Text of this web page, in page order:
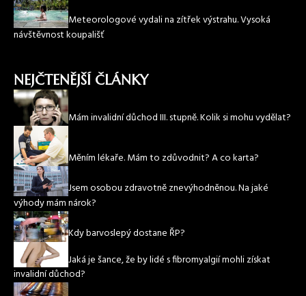
Meteorologové vydali na zítřek výstrahu. Vysoká
návštěvnost koupališť
NEJČTENĚJŠÍ ČLÁNKY
Mám invalidní důchod III. stupně. Kolik si mohu vydělat?
Měním lékaře. Mám to zdůvodnit? A co karta?
Jsem osobou zdravotně znevýhodněnou. Na jaké
výhody mám nárok?
Kdy barvoslepý dostane ŘP?
Jaká je šance, že by lidé s fibromyalgií mohli získat
invalidní důchod?